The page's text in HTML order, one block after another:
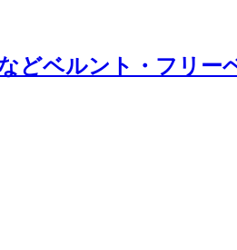
どベルント・フリー